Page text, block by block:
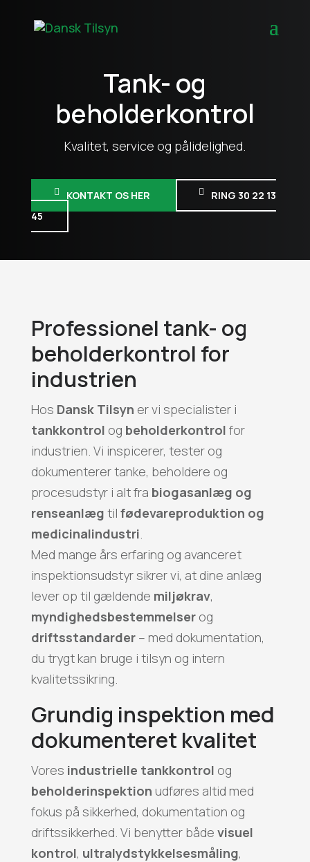
Tank- og
beholderkontrol
Kvalitet, service og pålidelighed.
KONTAKT OS HER
RING 30 22 13
45
Professionel tank- og
beholderkontrol for
industrien
Hos Dansk Tilsyn er vi specialister i
tankkontrol og beholderkontrol for
industrien. Vi inspicerer, tester og
dokumenterer tanke, beholdere og
procesudstyr i alt fra biogasanlæg og
renseanlæg til fødevareproduktion og
medicinalindustri.
Med mange års erfaring og avanceret
inspektionsudstyr sikrer vi, at dine anlæg
lever op til gældende miljøkrav,
myndighedsbestemmelserog
driftsstandarder– med dokumentation,
du trygt kan bruge i tilsyn og intern
kvalitetssikring.
Grundig inspektion med
dokumenteret kvalitet
Vores industrielle tankkontrol og
beholderinspektion udføres altid med
fokus på sikkerhed, dokumentation og
driftssikkerhed. Vi benytter både visuel
kontrol, ultralydstykkelsesmåling,